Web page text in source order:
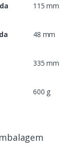
115 mm
48 mm
335 mm
600 g